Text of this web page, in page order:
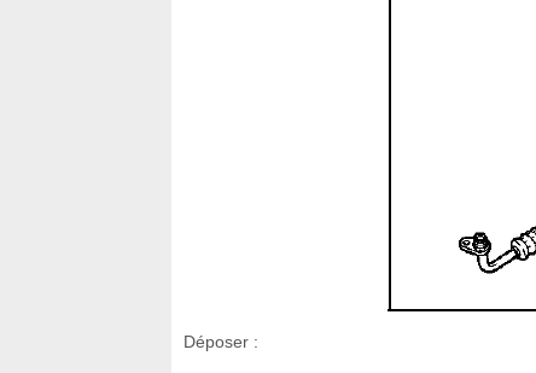
Déposer :